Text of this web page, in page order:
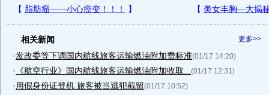
更多>>
相关新闻
·发改委等下调国内航线旅客运输燃油附加费标准(01/17 14:20)
· 《航空行业》国内航线旅客运输燃油附加收取... (01/17 12:31)
· 用假身份证登机 旅客被当逃犯截留(01/17 10:52)